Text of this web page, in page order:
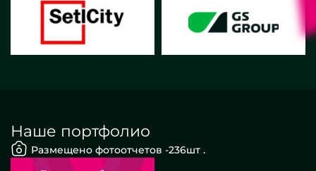
Наше портфолио
Размещено фотоотчетов -236шт .